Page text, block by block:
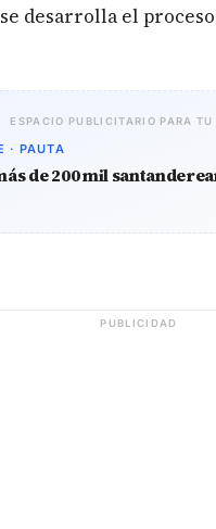
desarrolla el
ESPACIO PUBLICITARIO PARA TU
· PAUTA
de 200 mil
PUBLICIDAD